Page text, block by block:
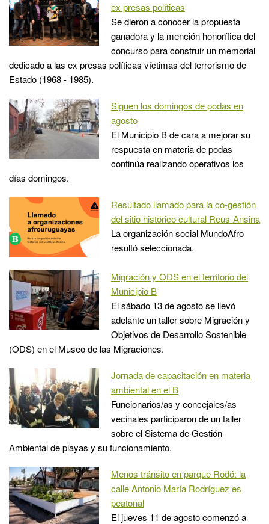
ex presas políticas
Se dieron a conocer la propuesta
ganadora y la mención honorífica del
concurso para construir un memorial
dedicado a las ex presas políticas víctimas del terrorismo de
Estado (1968 - 1985).
Siguen los domingos de podas en
agosto
El Municipio B de cara a mejorar su
respuesta en materia de podas
continúa realizando operativos los
días domingos.
Resultado llamado para la co-gestión
del sitio histórico cultural Reus-Ansina
La organización social MundoAfro
resultó seleccionada.
Migración y ODS en el territorio del
Municipio B
El sábado 13 de agosto se llevó
adelante un taller sobre Migración y
Objetivos de Desarrollo Sostenible
(ODS) en el Museo de las Migraciones.
Jornada de capacitación en materia
ambiental en el B
Funcionarios/as y concejales/as
vecinales participaron de un taller
sobre el Sistema de Gestión
Ambiental de playas y su funcionamiento.
Menos tránsito en parque Rodó: la
calle Antonio María Rodríguez es
peatonal
El jueves 11 de agosto comenzó a